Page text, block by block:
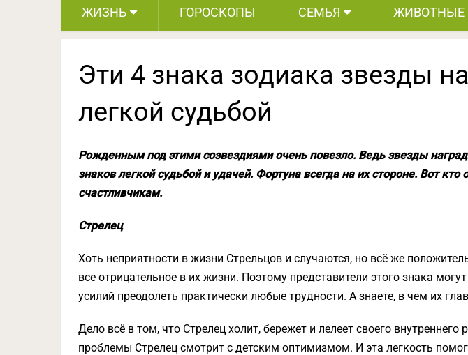
ЖИЗНЬ ГОРОСКОПЫ СЕМЬЯ ЖИВОТНЫЕ
Эти 4 знака зодиака звезды
легкой судьбой
Рожденным под этими созвездиями очень повезло. Ведь звезды
знаков легкой судьбой и удачей. Фортуна всегда на их стороне. Вот кто
счастливчикам.
Стрелец
Хоть неприятности в жизни Стрельцов и случаются, но всё же
все отрицательное в их жизни. Поэтому представители этого знака
усилий преодолеть практически любые трудности. А знаете, в чем их
Дело всё в том, что Стрелец холит, бережет и лелеет своего внутреннего
проблемы Стрелец смотрит с детским оптимизмом. И эта легкость